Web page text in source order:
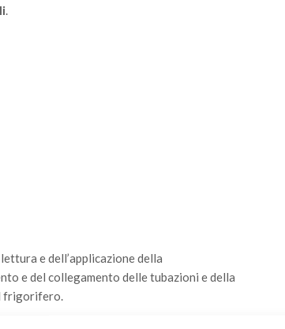
.
e dell’applicazione della
e del collegamento delle tubazioni e della
frigorifero.